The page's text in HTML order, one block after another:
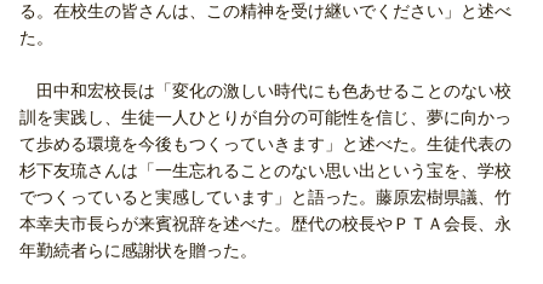
る。在校生の皆さんは、この精神を受け継いでください」と述べ
た。
田中和宏校長は「変化の激しい時代にも色あせることのない校
訓を実践し、生徒一人ひとりが自分の可能性を信じ、夢に向かっ
て歩める環境を今後もつくっていきます」と述べた。生徒代表の
杉下友琉さんは「一生忘れることのない思い出という宝を、学校
でつくっていると実感しています」と語った。藤原宏樹県議、竹
本幸夫市長らが来賓祝辞を述べた。歴代の校長やＰＴＡ会長、永
年勤続者らに感謝状を贈った。